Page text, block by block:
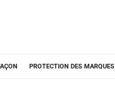
PROTECTION DES MARQUES